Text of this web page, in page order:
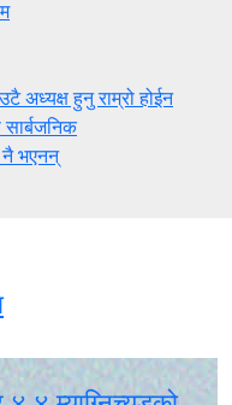
अध्यक्ष हुनु राम्रो होईन
नै भएनन्